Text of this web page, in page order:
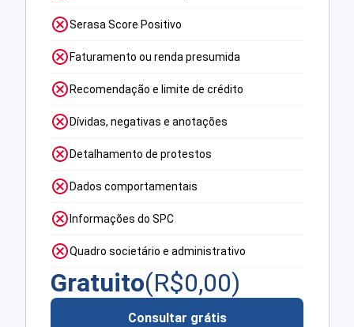
Serasa Score Positivo
Faturamento ou renda presumida
Recomendação e limite de crédito
Dívidas, negativas e anotações
Detalhamento de protestos
Dados comportamentais
Informações do SPC
Quadro societário e administrativo
Gratuito(R$0,00)
Consultar grátis